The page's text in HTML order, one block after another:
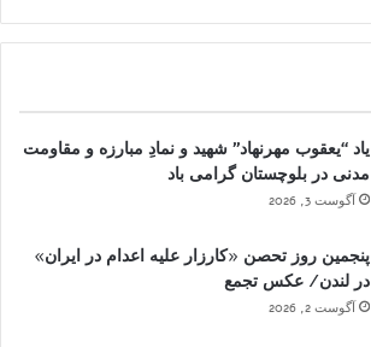
یاد “یعقوب مهرنهاد” شهید و نمادِ مبارزه و مقاومت
مدنی در بلوچستان گرامی باد
آگوست 3, 2026
پنجمین روز تحصن «کارزار علیه اعدام در ایران»
در لندن/ عکس تجمع
آگوست 2, 2026